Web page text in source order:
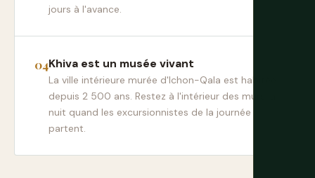
jours à l'avance.
Khiva est un musée vivant
La ville intérieure murée d'Ichon-Qala est habitée
depuis 2 500 ans. Restez à l'intérieur des murs la
nuit quand les excursionnistes de la journée
partent.